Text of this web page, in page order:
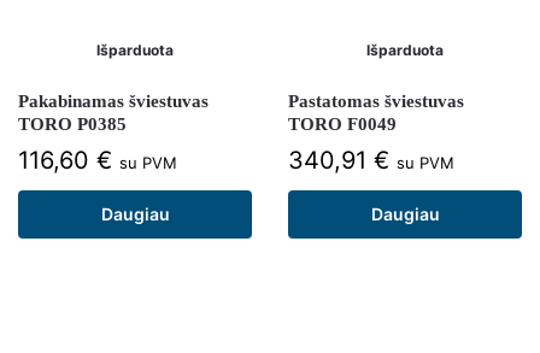
Išparduota
Pakabinamas šviestuvas
TORO P0385
116,60 € su PVM
Daugiau
Išparduota
Pastatomas šviestuvas
TORO F0049
340,91 € su PVM
Daugiau